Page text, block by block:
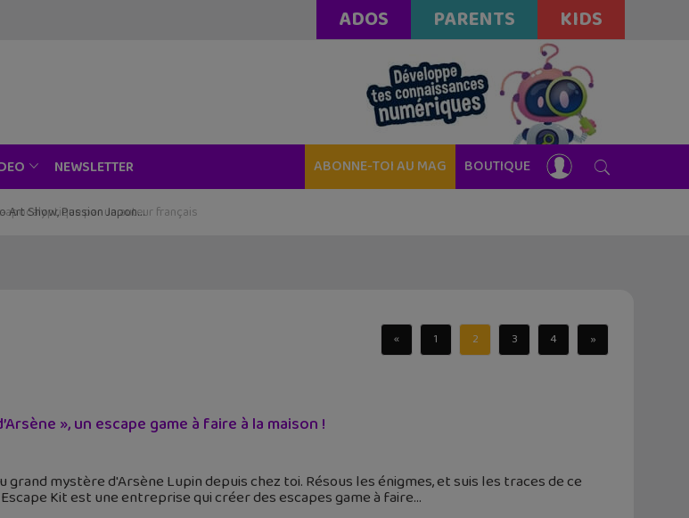
ADOS PARENTS KIDS
NEWSLETTER ABONNE-TOI AU MAG BOUTIQUE
Art Show, Passion Japon…
« 1 2 3 4 »
», un escape game à faire à la maison !
grand mystère d'Arsène Lupin depuis chez toi. Résous les énigmes, et suis les traces de ce
Kit est une entreprise qui créer des escapes game à faire